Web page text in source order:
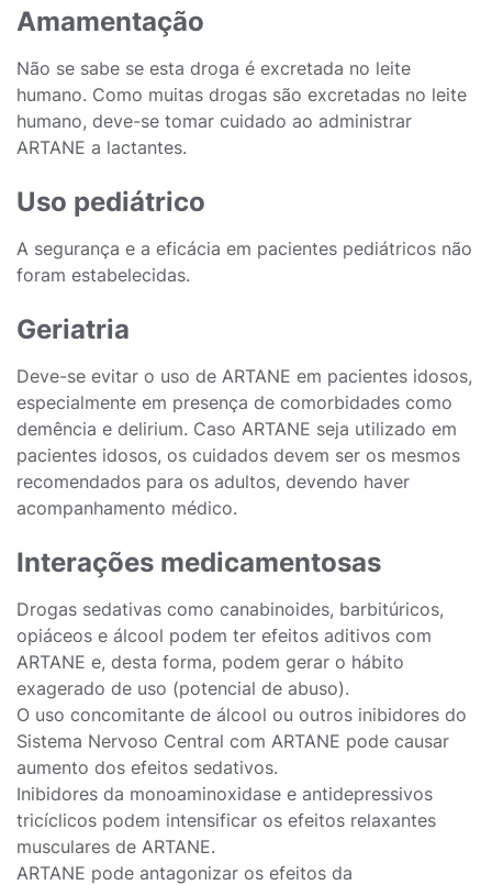
Amamentação
Não se sabe se esta droga é excretada no leite
humano. Como muitas drogas são excretadas no leite
humano, deve-se tomar cuidado ao administrar
ARTANE a lactantes.
Uso pediátrico
A segurança e a eficácia em pacientes pediátricos não
foram estabelecidas.
Geriatria
Deve-se evitar o uso de ARTANE em pacientes idosos,
especialmente em presença de comorbidades como
demência e delirium. Caso ARTANE seja utilizado em
pacientes idosos, os cuidados devem ser os mesmos
recomendados para os adultos, devendo haver
acompanhamento médico.
Interações medicamentosas
Drogas sedativas como canabinoides, barbitúricos,
opiáceos e álcool podem ter efeitos aditivos com
ARTANE e, desta forma, podem gerar o hábito
exagerado de uso (potencial de abuso).
O uso concomitante de álcool ou outros inibidores do
Sistema Nervoso Central com ARTANE pode causar
aumento dos efeitos sedativos.
Inibidores da monoaminoxidase e antidepressivos
tricíclicos podem intensificar os efeitos relaxantes
musculares de ARTANE.
ARTANE pode antagonizar os efeitos da